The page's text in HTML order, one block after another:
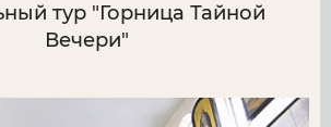
тур "Горница Тайной
Вечери"